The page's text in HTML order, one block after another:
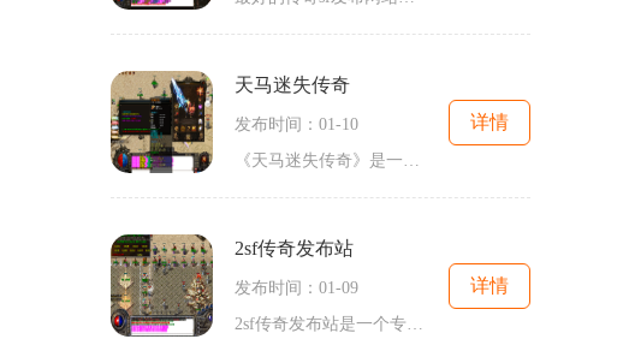
天马迷失传奇
发布时间：01-10
《天马迷失传奇》是一款备受玩家喜爱的大型多人在线角色扮演游戏，由某游戏公司开发和发行。游戏以其精美的画面、真实的场景和丰富的玩法而深受玩家们的追捧。下面将为大家详细介绍《天马迷失传奇》的具体玩法。让我们来了解一下游戏的背景故事。在《天马迷失传奇》的世界中，取材于西方奇幻传说，玩家将化身为各种职业的勇者，进入充满未知和危险的冒险世界。这个世界中有着各种神奇的生物和宝物，也有龙、精灵、巨人等各类怪物。玩家需要通过各种任务和战斗，逐步提升自己的实力，成为族群之中出类拔萃的英雄。你可...
详情
2sf传奇发布站
发布时间：01-09
2sf传奇发布站是一个专门发布2sf传奇私服的网站，私服是指由玩家自建的游戏服务器。2sf传奇私服是传奇游戏的变种版本，它采用了新的版本和特色玩法，吸引了大批传奇游戏爱好者。在2sf传奇发布站上，玩家们可以找到各种不同版本的私服，并参与体验不同的游戏乐趣。玩家进入2sf传奇私服后，可以选择自己喜欢的职业进行游戏。传奇游戏有战士、法师和道士三种职业供玩家选择，每个职业都有各自独特的技能和特点。战士擅长近身攻击和物理伤害，法师可以释放强大的法术攻击，道士则可以辅助队友和进行召唤。...
详情